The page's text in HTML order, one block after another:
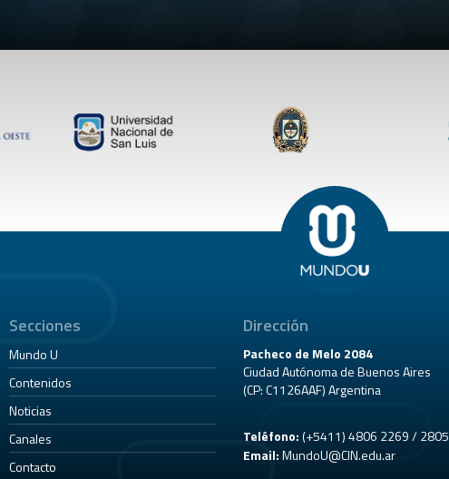
Secciones
Mundo U
Contenidos
Noticias
Canales
Contacto
Dirección
Pacheco de Melo 2084
Ciudad Autónoma de Buenos Aires
(CP: C1126AAF) Argentina
Teléfono:(+5411) 4806 2269 / 2805
Email:MundoU@CIN.edu.ar